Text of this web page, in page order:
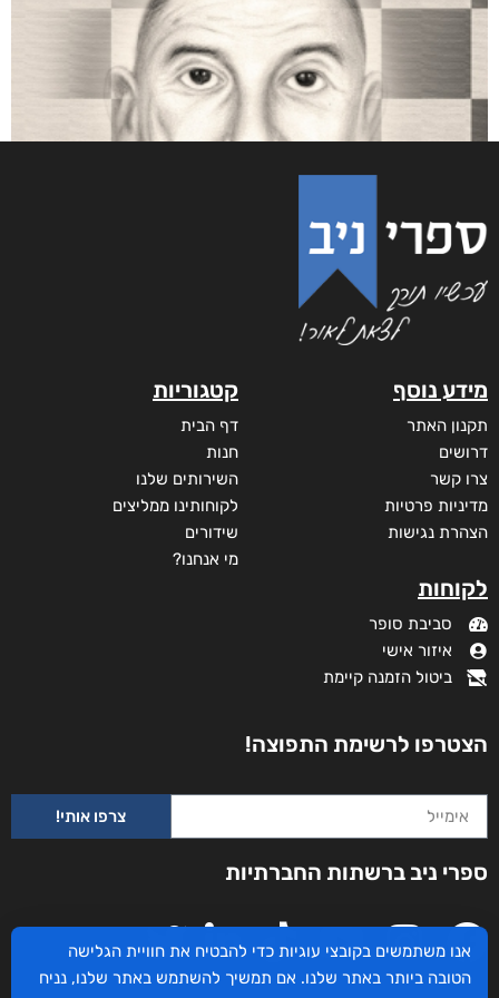
₪35
–
₪105
₪35
₪ 105
מידע נוסף
תקנון האתר
דרושים
צרו קשר
מדיניות פרטיות
הצהרת נגישות
לקוחות
סביבת סופר
איזור אישי
ביטול הזמנה קיימת
קטגוריות
דף הבית
חנות
השירותים שלנו
לקוחותינו ממליצים
שידורים
מי אנחנו?
הצטרפו לרשימת התפוצה!
צרפו אותי!
ספרי ניב ברשתות החברתיות
אנו משתמשים בקובצי עוגיות כדי להבטיח את חוויית הגלישה
הטובה ביותר באתר שלנו. אם תמשיך להשתמש באתר שלנו, נניח